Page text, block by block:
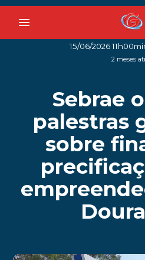
menu
15/06/2026
2 meses
Sebrae
palestras
sobre